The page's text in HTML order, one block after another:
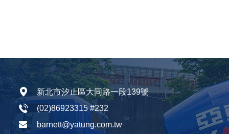
新北市汐止區大同路一段139號
(02)86923315#232
barnett@yatung.com.tw